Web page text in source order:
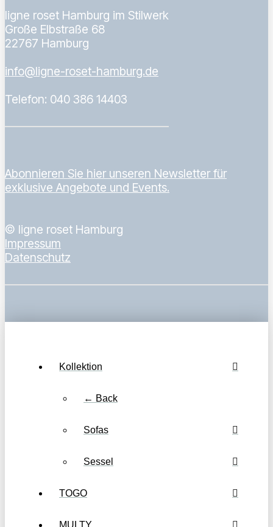
ligne roset Hamburg im Stilwerk
Große Elbstraße 68
22767 Hamburg
info@ligne-roset-hamburg.de
Telefon: 040 386 14403
Abonnieren Sie hier unseren Newsletter für
exklusive Angebote und Events.
© ligne roset Hamburg
Impressum
Datenschutz
Kollektion
← Back
Sofas
Sessel
TOGO
MULTY